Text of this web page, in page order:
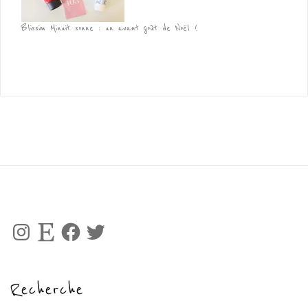
Blissim Minuit sonne : un avant goût de Noël !
Instagram
Etsy Facebook
Twitter
Recherche